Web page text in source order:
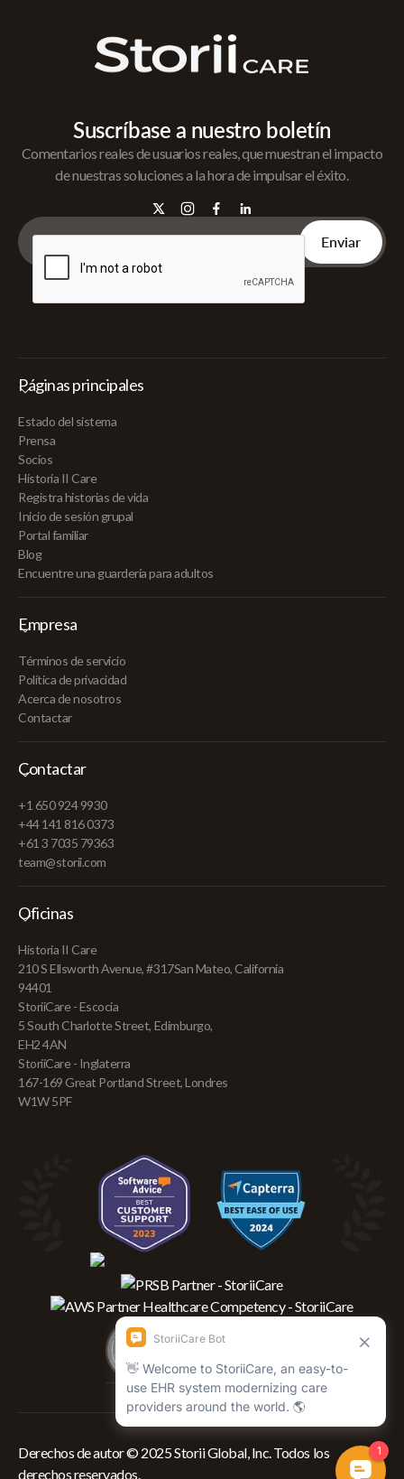
Suscríbase a nuestro boletín
Comentarios reales de usuarios reales, que muestran el impacto
de nuestras soluciones a la hora de impulsar el éxito.
Páginas principales
Estado del sistema
Prensa
Socios
Historia II Care
Registra historias de vida
Inicio de sesión grupal
Portal familiar
Blog
Encuentre una guardería para adultos
Empresa
Términos de servicio
Política de privacidad
Acerca de nosotros
Contactar
Contactar
+1 650 924 9930
+44 141 816 0373
+61 3 7035 79363
team@storii.com
Oficinas
Historia II Care
210 S Ellsworth Avenue, #317San Mateo, California
94401
StoriiCare - Escocia
5 South Charlotte Street, Edimburgo,
EH2 4AN
StoriiCare - Inglaterra
167-169 Great Portland Street, Londres
W1W 5PF
Derechos de autor © 2025 Storii Global, Inc. Todos los
derechos reservados.